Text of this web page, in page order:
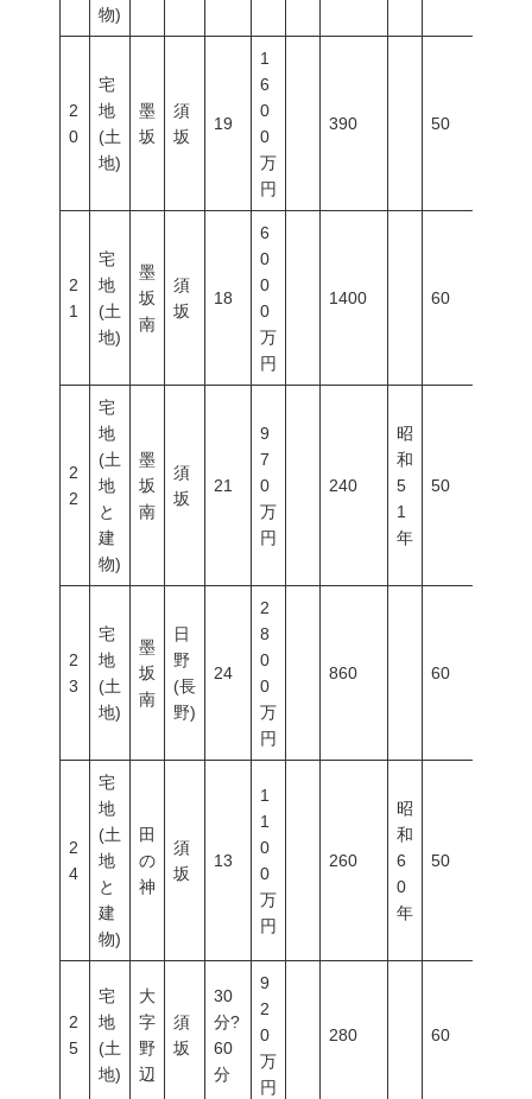
物)
2
0
宅
地
(土
地)
墨
坂
須
坂
19
1
6
0
0
万
円
390 50
2
1
宅
地
(土
地)
墨
坂
南
須
坂
18
6
0
0
0
万
円
1400 60
2
2
宅
地
(土
地
と
建
物)
墨
坂
南
須
坂
21
9
7
0
万
円
240
昭
和
5
1
年
50
2
3
宅
地
(土
地)
墨
坂
南
日
野
(長
野)
24
2
8
0
0
万
円
860 60
2
4
宅
地
(土
地
と
建
物)
田
の
神
須
坂
13
1
1
0
0
万
円
260
昭
和
6
0
年
50
2
5
宅
地
(土
地)
大
字
野
辺
須
坂
30
分?
60
分
9
2
0
万
円
280 60